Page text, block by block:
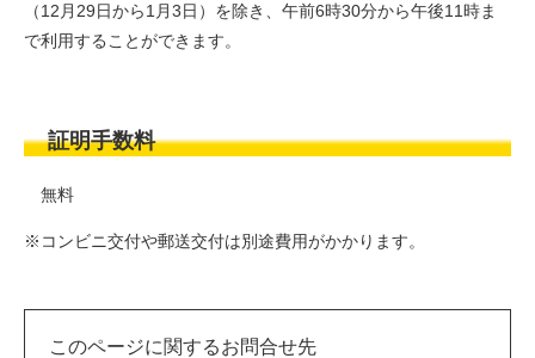
（12月29日から1月3日）を除き、午前6時30分から午後11時ま
で利用することができます。
証明手数料
無料
※コンビニ交付や郵送交付は別途費用がかかります。
このページに関するお問合せ先